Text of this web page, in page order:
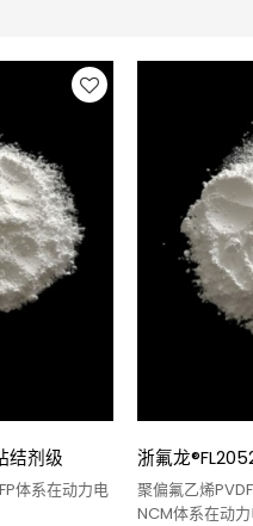
结剂级
体系在动力电
浙氟龙
聚偏氟乙烯
NCM体系在动力